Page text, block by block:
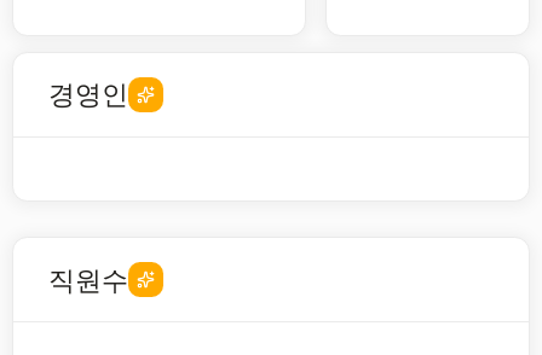
경영인
직원수